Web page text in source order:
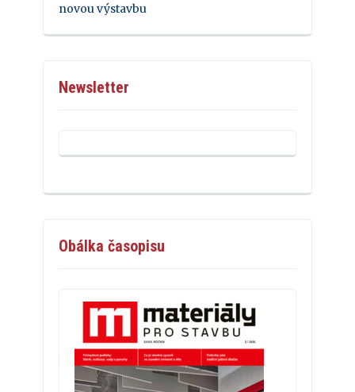
novou výstavbu
Newsletter
Obálka časopisu